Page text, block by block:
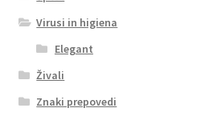
Virusi in higiena
Elegant
Živali
Znaki prepovedi